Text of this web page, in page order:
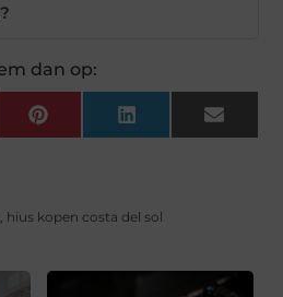
dan op:
Pinterest LinkedIn Email
hius kopen costa del sol